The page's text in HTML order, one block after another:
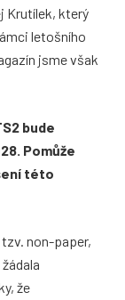
Krutílek, který
letošního
jsme však
bude
Pomůže
této
non-paper,
že